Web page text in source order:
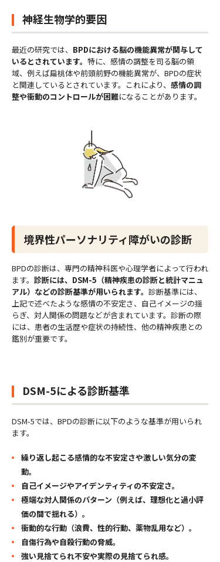
神経生物学的要因
最近の研究では、 BPDにおける脳の機能異常が関与して
いるとされています。 特に、感情の調整を司る脳の領
域、例えば扁桃体や前頭前野の機能異常が、BPDの症状
と関連しているとされています。これにより、 感情の調
整や衝動のコントロールが困難になることがあります。
境界性パーソナリティ障がいの診断
BPDの診断は、専門の精神科医や心理学者によって行われ
ます。 診断には、DSM-5（精神疾患の診断と統計マニュ
アル）などの診断基準が用いられます。 診断基準には、
上記で述べたような感情の不安定さ、自己イメージの揺
らぎ、対人関係の問題などが含まれています。診断の際
には、患者の生活歴や症状の持続性、他の精神疾患との
鑑別が重要です。
DSM-5による診断基準
DSM-5では、BPDの診断に以下のような基準が用いられ
ます。
繰り返し起こる感情的な不安定さや激しい気分の変
動。
自己イメージやアイデンティティの不安定さ。
極端な対人関係のパターン（例えば、理想化と過小評
価の間で揺れる）。
衝動的な行動（浪費、性的行動、薬物乱用など）。
自傷行為や自殺行動の脅威。
強い見捨てられ不安や実際の見捨てられ感。